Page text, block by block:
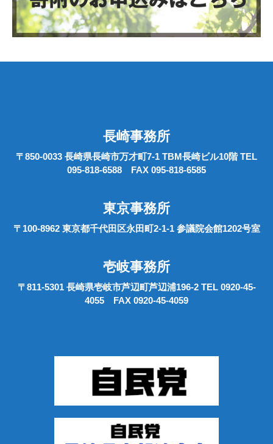
長崎事務所
〒850-0033 長崎県長崎市万才町7-1 TBM長崎ビル10階 TEL
095-818-6588 FAX 095-818-6585
東京事務所
〒100-8962 東京都千代田区永田町2-1-1 参議院会館1202号室
壱岐事務所
〒811-5301 長崎県壱岐市芦辺町芦辺浦196-2 TEL 0920-45-
4055 FAX 0920-45-4059